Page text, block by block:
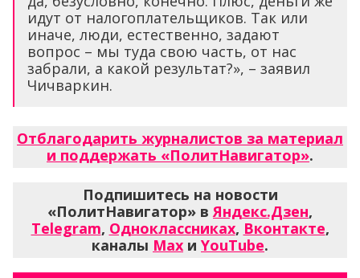
идут от налогоплательщиков. Так или
иначе, люди, естественно, задают
вопрос – мы туда свою часть, от нас
забрали, а какой результат?», – заявил
Чичваркин.
Отблагодарить журналистов за материал
и поддержать «ПолитНавигатор».
Подпишитесь на новости
«ПолитНавигатор» в Яндекс.Дзен,
Telegram, Одноклассниках, Вконтакте,
каналы Max и YouTube.